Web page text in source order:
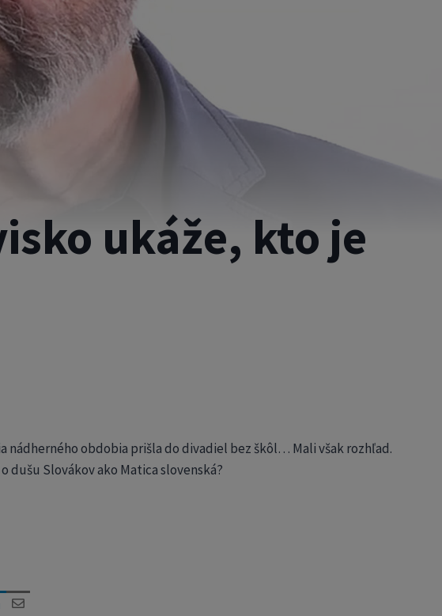
ukáže, kto je
nádherného obdobia prišla do divadiel bez škôl… Mali však rozhľad.
dušu Slovákov ako Matica slovenská?